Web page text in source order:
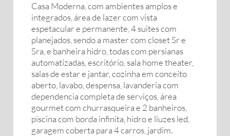
Casa Moderna, com ambientes amplos e
integrados, área de lazer com vista
espetacular e permanente, 4 suites com
planejados, sendo a master com closet Sr e
Sra, e banheira hidro, todas com persianas
automatizadas, escritório, sala home theater,
salas de estar e jantar, cozinha em conceito
aberto, lavabo, despensa, lavanderia com
dependencia completa de serviços, área
gourmet com churrasqueira e 2 banheiros,
piscina com borda infinita, hidro e liuzes led,
garagem coberta para 4 carros, jardim.